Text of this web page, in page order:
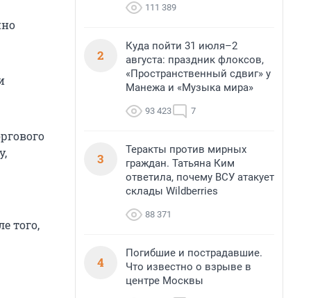
того,
111 389
2
Куда пойти 31 июля–2
августа: праздник флоксов,
«Пространственный сдвиг» у
Манежа и «Музыка мира»
93 423 7
3
Теракты против мирных
граждан. Татьяна Ким
ответила, почему ВСУ атакует
склады Wildberries
88 371
4
Погибшие и пострадавшие.
Что известно о взрыве в
центре Москвы